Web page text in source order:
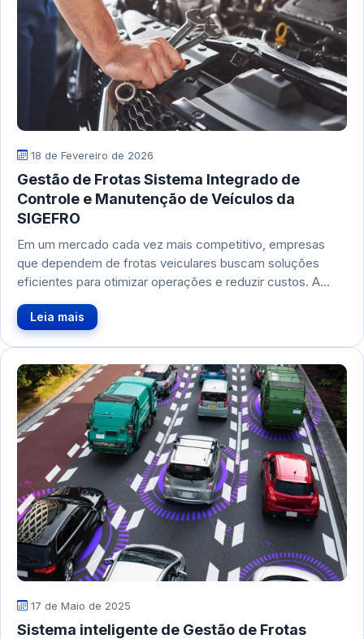
18 de Fevereiro de 2026
Gestão de Frotas Sistema Integrado de
Controle e Manutenção de Veículos da
SIGEFRO
Em um mercado cada vez mais competitivo, empresas
que dependem de frotas veiculares buscam soluções
eficientes para otimizar operações e reduzir custos. A…
Leia mais
17 de Maio de 2025
Sistema inteligente de Gestão de Frotas